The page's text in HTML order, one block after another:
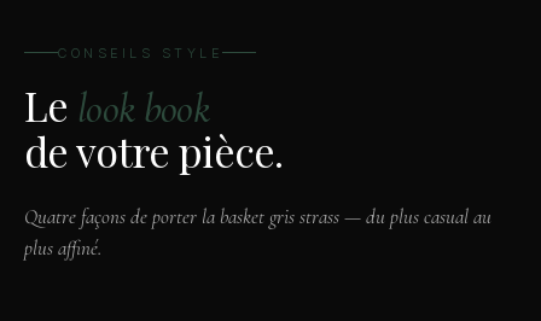
CONSEILS STYLE
Le look book
de votre pièce.
Quatre façons de porter la basket gris strass — du plus casual au
plus affiné.